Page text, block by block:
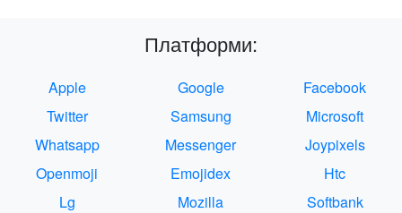
Платформи:
Apple Google
Facebook
Twitter
Samsung
Microsoft
Whatsapp
Messenger
Joypixels
Openmoji
Emojidex
Htc
Lg
Mozilla
Softbank